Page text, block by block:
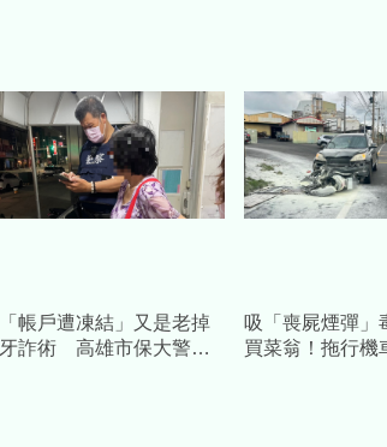
「帳戶遭凍結」又是老掉
牙詐術 高雄市保大警一
吸「喪屍煙彈」
買菜翁！拖行機